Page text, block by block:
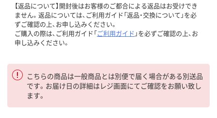
【返品について】開封後はお客様のご都合による返品はお受けでき
ません。返品については、ご利用ガイド「返品・交換について」を必
ずご確認の上、お申し込みください。
ご購入の際は、ご利用ガイド「ご利用ガイド 」を必ずご確認の上、お
申し込みください。
こちらの商品は一般商品とは別便で届く場合がある別送品
です。お届け日の詳細はレジ画面にてご確認をお願い致し
ます。